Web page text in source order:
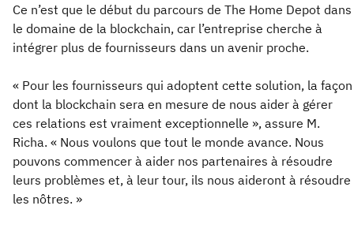
Ce n’est que le début du parcours de The Home Depot dans
le domaine de la blockchain, car l’entreprise cherche à
intégrer plus de fournisseurs dans un avenir proche.
« Pour les fournisseurs qui adoptent cette solution, la façon
dont la blockchain sera en mesure de nous aider à gérer
ces relations est vraiment exceptionnelle », assure M.
Richa. « Nous voulons que tout le monde avance. Nous
pouvons commencer à aider nos partenaires à résoudre
leurs problèmes et, à leur tour, ils nous aideront à résoudre
les nôtres. »